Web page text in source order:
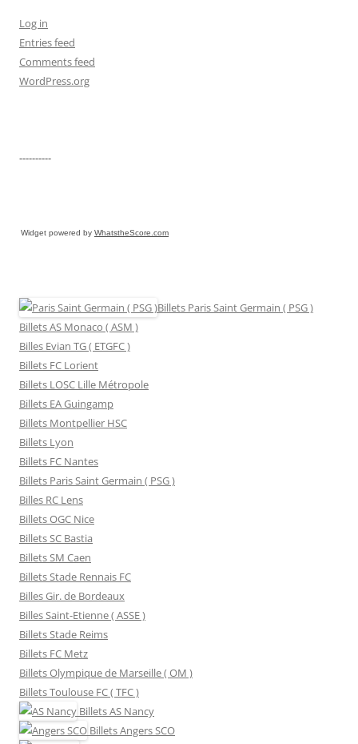
Log in
Entries feed
Comments feed
WordPress.org
----------
Widget powered by WhatstheScore.com
Billets Paris Saint Germain ( PSG )
Billets AS Monaco ( ASM )
Billes Evian TG ( ETGFC )
Billets FC Lorient
Billets LOSC Lille Métropole
Billets EA Guingamp
Billets Montpellier HSC
Billets Lyon
Billets FC Nantes
Billets Paris Saint Germain ( PSG )
Billes RC Lens
Billets OGC Nice
Billets SC Bastia
Billets SM Caen
Billets Stade Rennais FC
Billes Gir. de Bordeaux
Billes Saint-Etienne ( ASSE )
Billets Stade Reims
Billets FC Metz
Billets Olympique de Marseille ( OM )
Billets Toulouse FC ( TFC )
BilletsAS Nancy
BilletsAngers SCO